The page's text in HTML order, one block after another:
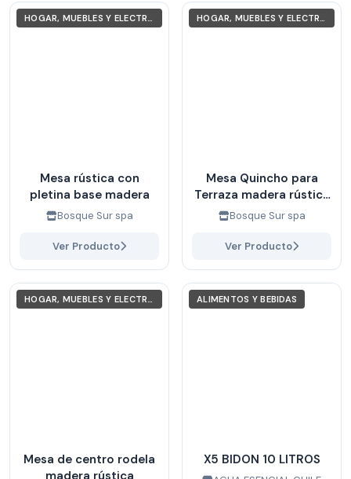
HOGAR, MUEBLES Y ELECTRODOMÉSTICOS
Mesa rústica con
pletina base madera
Bosque Sur spa
Ver Producto
HOGAR, MUEBLES Y ELECTRODOMÉSTICOS
Mesa Quincho para
Terraza madera rústica
con dos bancas
Bosque Sur spa
Ver Producto
HOGAR, MUEBLES Y ELECTRODOMÉSTICOS
Mesa de centro rodela
ALIMENTOS Y BEBIDAS
X5 BIDON 10 LITROS